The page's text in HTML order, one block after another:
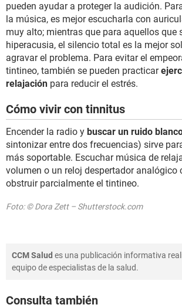
pueden ayudar a proteger la audición.
la música, es mejor escucharla con
muy alto; mientras que para aquellos que
hiperacusia, el silencio total es la mejor
agravar el problema. Para evitar el
tintineo, también se pueden practicar
relajación para reducir el estrés.
Cómo vivir con tinnitus
Encender la radio y buscar un ruido
sintonizar entre dos frecuencias) sirve
más soportable. Escuchar música de
volumen o un reloj despertador analógico
obstruir parcialmente el tintineo.
Foto: © Dora Zett – Shutterstock.com
CCM Salud es una publicación informativa
equipo de especialistas de la salud.
Consulta también